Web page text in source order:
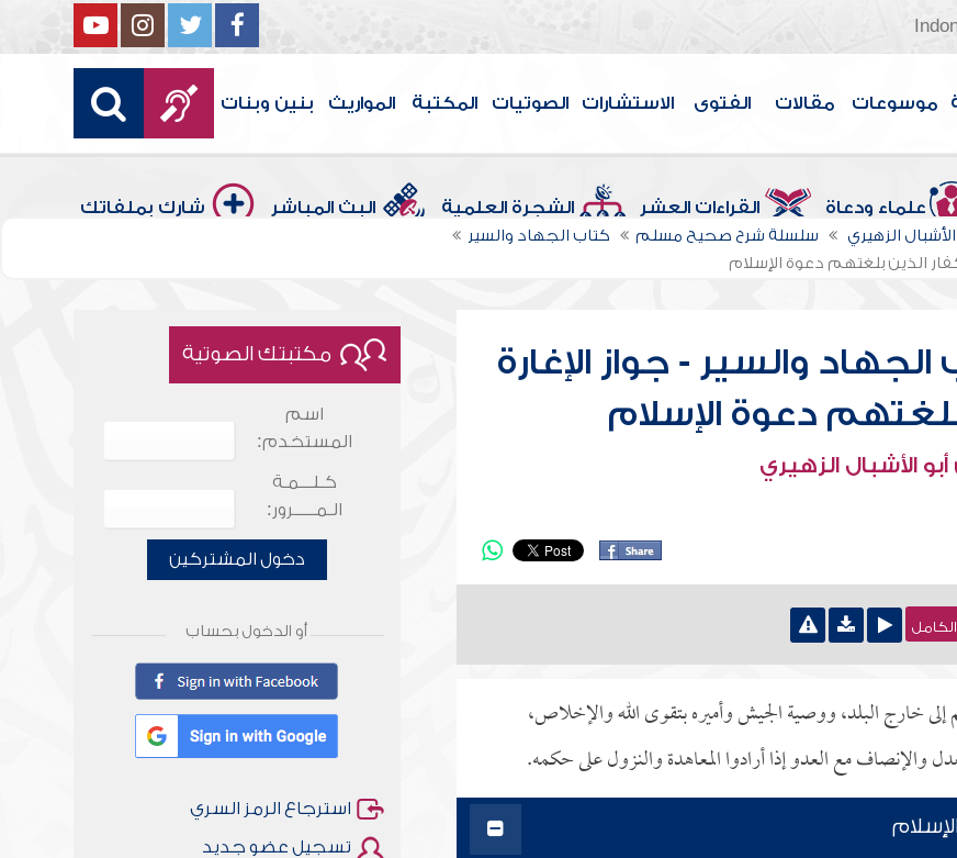
موسوعات مقالات الفتوى الاستشارات الصوتيات المكتبة المواريث بنين وبنات
علماء ودعاة القراءات العشر الشجرة العلمية البث المباشر شارك بملفاتك
الزهيري سلسلة شرح صحيح مسلم
كتاب الجهاد والسير
الذين بلغتهم دعوة الإسلام
والسير - جواز الإغارة
دعوة الإسلام
الأشبال الزهيري
الكامل
خارج البلد، ووصية الجيش وأميره بتقوى الله والإخلاص،
والإنصاف مع العدو إذا أرادوا المعاهدة والنزول على حكمه.
مكتبتك الصوتية
اسم
المستخدم:
كـلـــمـة
الـمـــــرور:
دخول المشتركين
أو الدخول بحساب
استرجاع الرمز السري
تسجيل عضو جديد